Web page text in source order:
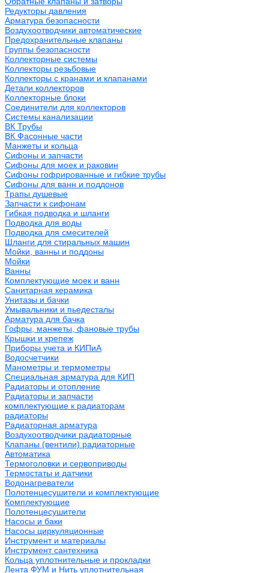
Редукторы давления
Арматура безопасности
Воздухоотводчики автоматические
Предохранительные клапаны
Группы безопасности
Коллекторные системы
Коллекторы резьбовые
Коллекторы с кранами и клапанами
Детали коллекторов
Коллекторные блоки
Соединители для коллекторов
Системы канализации
ВК Трубы
ВК Фасонные части
Манжеты и кольца
Сифоны и запчасти
Сифоны для моек и раковин
Сифоны гофрированные и гибкие трубы
Сифоны для ванн и поддонов
Трапы душевые
Запчасти к сифонам
Гибкая подводка и шланги
Подводка для воды
Подводка для смесителей
Шланги для стиральных машин
Мойки, ванны и поддоны
Мойки
Ванны
Комплектующие моек и ванн
Санитарная керамика
Унитазы и бачки
Умывальники и пьедесталы
Арматура для бачка
Гофры, манжеты, фановые трубы
Крышки и крепеж
Приборы учета и КИПиА
Водосчетчики
Манометры и термометры
Специальная арматура для КИП
Радиаторы и отопление
Радиаторы и запчасти
комплектующие к радиаторам
радиаторы
Радиаторная арматура
Воздухоотводчики радиаторные
Клапаны (вентили) радиаторные
Автоматика
Термоголовки и сервоприводы
Термостаты и датчики
Водонагреватели
Полотенцесушители и комплектующие
Комплектующие
Полотенцесушители
Насосы и баки
Насосы циркуляционные
Инструмент и материалы
Инструмент сантехника
Кольца уплотнительные и прокладки
Лента ФУМ и Нить уплотнительная